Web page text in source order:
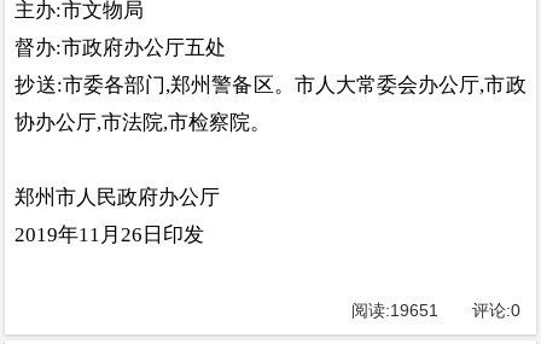
主办:市文物局
督办:市政府办公厅五处
抄送:市委各部门,郑州警备区。 市人大常委会办公厅,市政
协办公厅,市法院,市检察院。
郑州市人民政府办公厅
2019年11 月26 日印发
阅读:19651 评论:0